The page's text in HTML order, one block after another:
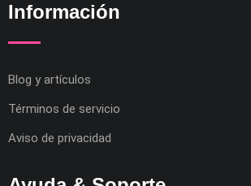
Información
Blog y artículos
Términos de servicio
Aviso de privacidad